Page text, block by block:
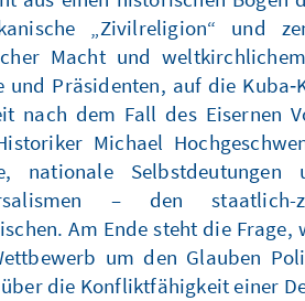
„Zivilreligion“ und
Macht und
und Präsidenten, auf die
nach dem Fall des Eisernen
Michael
nationale Selbstdeutungen
– den
Am Ende steht die
um den Glauben
die Konfliktfähigkeit einer